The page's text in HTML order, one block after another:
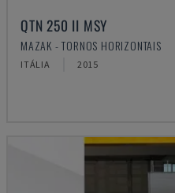
QTN 250 II MSY
MAZAK - TORNOS HORIZONTAIS
ITÁLIA 2015